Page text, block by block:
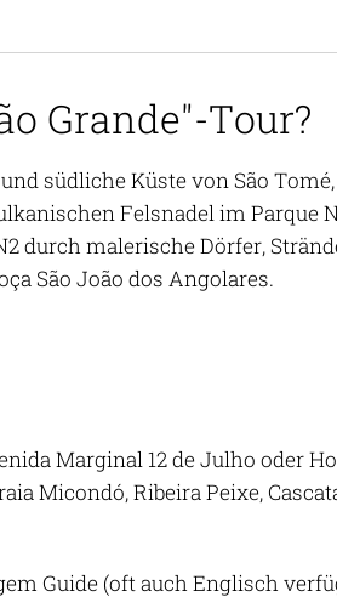
Grande"-Tour?
südliche Küste von São
Felsnadel im Parque
durch malerische Dörfer,
São João dos Angolares.
Marginal 12 de Julho oder
Micondó, Ribeira Peixe,
Guide (oft auch Englisch